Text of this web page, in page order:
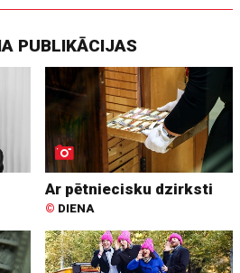
PUBLIKĀCIJAS
Ar pētniecisku dzirksti
© DIENA